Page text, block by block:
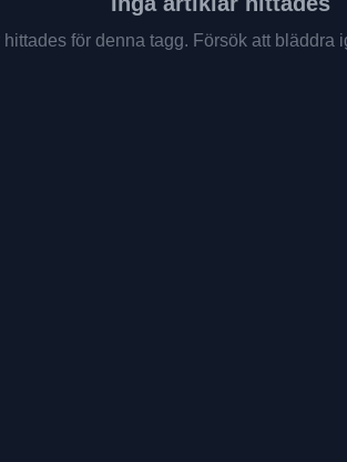
hittades för denna tagg. Försök att bläddra